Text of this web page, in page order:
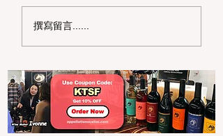
2026 湾区独立日遛娃
撰寫留言......